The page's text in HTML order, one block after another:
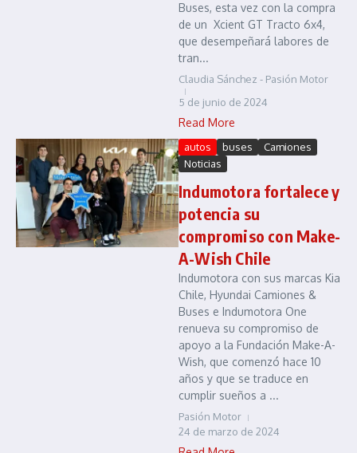
Buses, esta vez con la compra
de un Xcient GT Tracto 6x4,
que desempeñará labores de
tran...
Claudia Sánchez - Pasión Motor
5 de junio de 2024
Read More
autos buses
Camiones
Noticias
Indumotora fortalece y
potencia su
compromiso con Make-
A-Wish Chile
Indumotora con sus marcas Kia
Chile, Hyundai Camiones &
Buses e Indumotora One
renueva su compromiso de
apoyo a la Fundación Make-A-
Wish, que comenzó hace 10
años y que se traduce en
cumplir sueños a ...
Pasión Motor
24 de marzo de 2024